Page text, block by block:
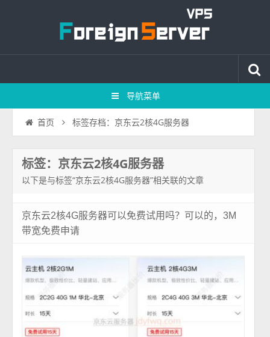
导航菜单
首页 标签存档：京东云2核4G服务器
标签：京东云2核4G服务器
以下是与标签“京东云2核4G服务器”相关联的文章
京东云2核4G服务器可以免费试用吗？可以的，3M
带宽免费申请